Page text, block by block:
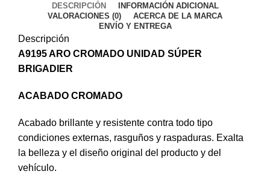
DESCRIPCIÓN
INFORMACIÓN ADICIONAL
VALORACIONES (0)
ACERCA DE LA MARCA
ENVÍO Y ENTREGA
Descripción
A9195 ARO CROMADO UNIDAD SÚPER
BRIGADIER
ACABADO CROMADO
Acabado brillante y resistente contra todo tipo
condiciones externas, rasguños y raspaduras. Exalta
la belleza y el diseño original del producto y del
vehículo.